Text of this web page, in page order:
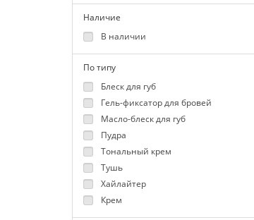
Наличие
В наличии
По типу
Блеск для губ
Гель-фиксатор для бровей
Масло-блеск для губ
Пудра
Тональный крем
Тушь
Хайлайтер
Крем